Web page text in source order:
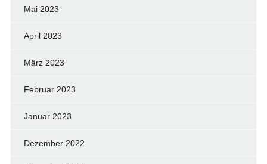
Mai 2023
April 2023
März 2023
Februar 2023
Januar 2023
Dezember 2022